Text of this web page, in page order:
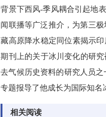
背景下西风-季风耦合引起地
闻联播等广泛推介，为第三
藏高原降水稳定同位素揭示
期刊上的关于冰川变化的研究
去气候历史资料的研究人员之
专题报导了他成长为国际知名
相关阅读